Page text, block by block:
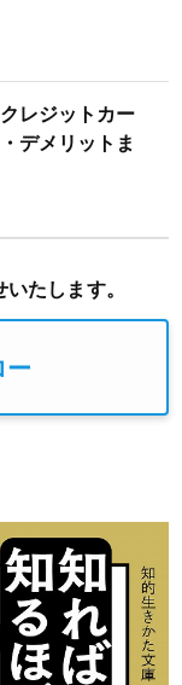
レジットカー
デメリットま
たします。
ー